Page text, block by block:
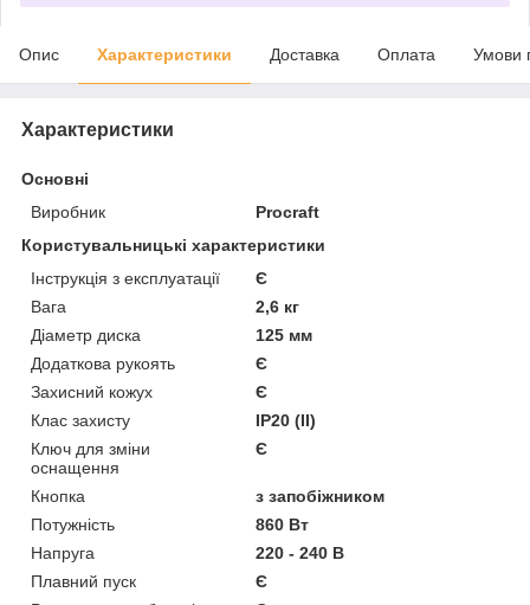
Опис Характеристики Доставка Оплата Умови
Характеристики
Основні
Виробник
Procraft
Користувальницькі характеристики
Інструкція з експлуатації
Є
Вага
2,6 кг
Діаметр диска
125 мм
Додаткова рукоять
Є
Захисний кожух
Є
Клас захисту
IP20 (II)
Ключ для зміни
оснащення
Є
Кнопка
з запобіжником
Потужність
860 Вт
Напруга
220 - 240 В
Плавний пуск
Є